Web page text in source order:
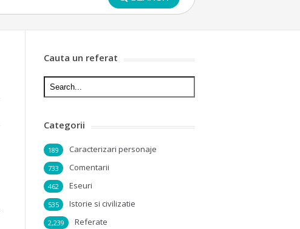
Cauta un referat
Categorii
Caracterizari personaje
189
Comentarii
733
Eseuri
462
Istorie si civilizatie
535
Referate
2,239